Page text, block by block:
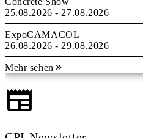
25.08.2026 - 27.08.2026
ExpoCAMACOL
26.08.2026 - 29.08.2026
Mehr sehen